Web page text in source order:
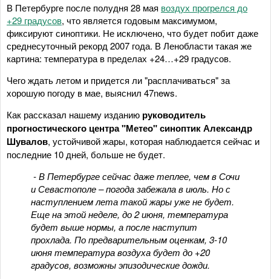
В Петербурге после полудня 28 мая воздух прогрелся до
+29 градусов, что является годовым максимумом,
фиксируют синоптики. Не исключено, что будет побит даже
среднесуточный рекорд 2007 года. В Ленобласти такая же
картина: температура в пределах +24…+29 градусов.
Чего ждать летом и придется ли "расплачиваться" за
хорошую погоду в мае, выяснил 47news.
Как рассказал нашему изданию руководитель
прогностического центра "Метео" синоптик Александр
Шувалов, устойчивой жары, которая наблюдается сейчас и
последние 10 дней, больше не будет.
- В Петербурге сейчас даже теплее, чем в Сочи
и Севастополе – погода забежала в июль. Но с
наступлением лета такой жары уже не будет.
Еще на этой неделе, до 2 июня, температура
будет выше нормы, а после наступит
прохлада. По предварительным оценкам, 3-10
июня температура воздуха будет до +20
градусов, возможны эпизодические дожди.